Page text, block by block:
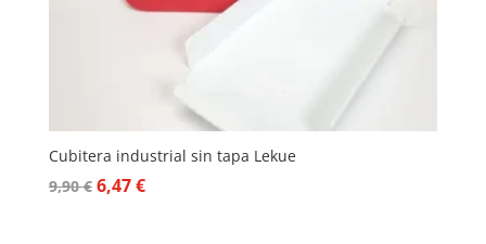
Cubitera industrial sin tapa Lekue
9,90€ El
6,47€El